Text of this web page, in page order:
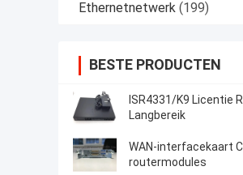
Ethernetnetwerk (199)
BESTE PRODUCTEN
ISR4331/K9 Licentie
Langbereik
WAN-interfacekaart
routermodules